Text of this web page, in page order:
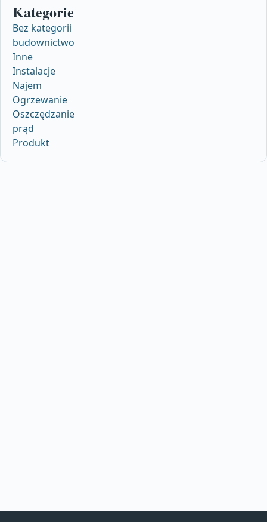
Kategorie
Bez kategorii
budownictwo
Inne
Instalacje
Najem
Ogrzewanie
Oszczędzanie
prąd
Produkt